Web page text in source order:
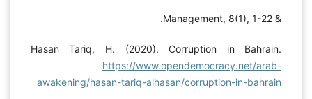
& Management, 8(1), 1-22.
Hasan Tariq, H. (2020). Corruption in Bahrain.
https://www.opendemocracy.net/arab-
awakening/hasan-tariq-alhasan/corruption-in-bahrain